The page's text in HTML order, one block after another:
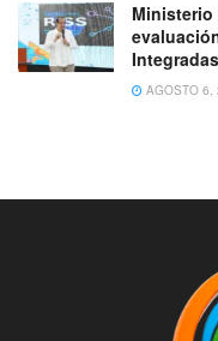
Ministerio
AGOSTO 6,